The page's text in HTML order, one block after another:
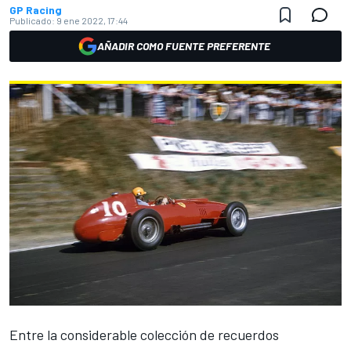
GP Racing
Publicado: 9 ene 2022, 17:44
AÑADIR COMO FUENTE PREFERENTE
Entre la considerable colección de recuerdos